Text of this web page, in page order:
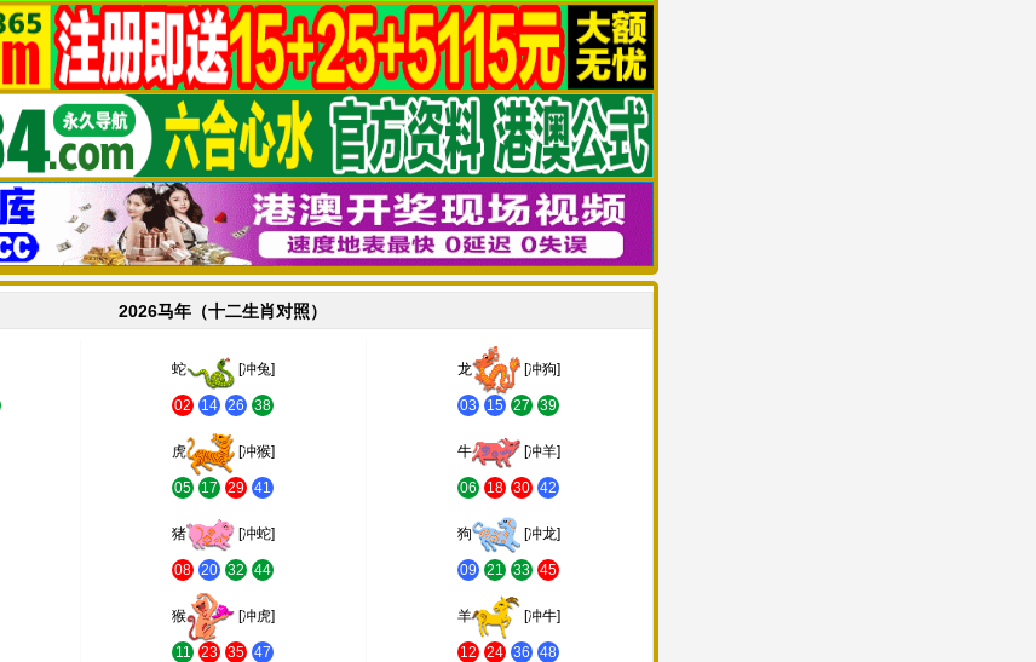
2026马年（十二生肖对照）
蛇 [冲兔]
02 14 26 38
龙 [冲狗]
03 15 27 39
虎 [冲猴]
05 17 29 41
牛 [冲羊]
06 18 30 42
猪 [冲蛇]
08 20 32 44
狗 [冲龙]
09 21 33 45
猴 [冲虎]
11 23 35 47
羊 [冲牛]
12 24 36 48